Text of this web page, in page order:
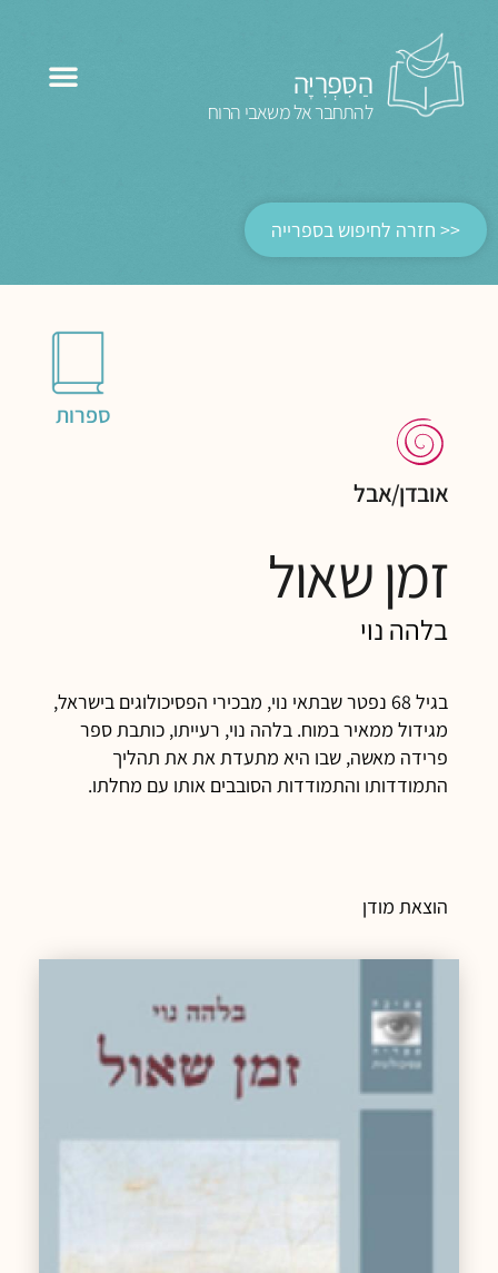
הַסִּפְרִיָּה
להתחבר אל משאבי הרוח
<< חזרה לחיפוש בספרייה
ספרות
אובדן/אבל
זמן שאול
בלהה נוי
בגיל 68 נפטר שבתאי נוי, מבכירי הפסיכולוגים בישראל,
מגידול ממאיר במוח. בלהה נוי, רעייתו, כותבת ספר
פרידה מאשה, שבו היא מתעדת את את תהליך
התמודדותו והתמודדות הסובבים אותו עם מחלתו.
הוצאת מודן